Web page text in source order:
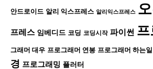
안드로이드 알리 익스프레스 알리익스프레스
프레스 임베디드 코딩 코딩시작 파이썬 프
그래머 대우 프로그래머 연봉 프로그래머 하는일
경 프로그래밍 플러터